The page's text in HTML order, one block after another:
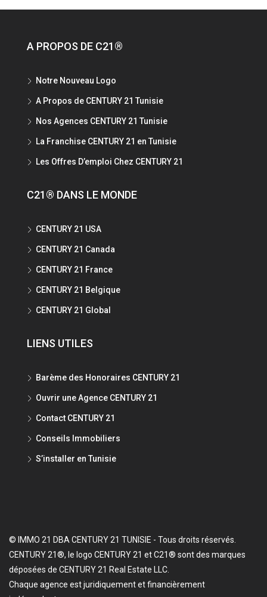
A PROPOS DE C21®
Notre Nouveau Logo
A Propos de CENTURY 21 Tunisie
Nos Agences CENTURY 21 Tunisie
La Franchise CENTURY 21 en Tunisie
Les Offres D’emploi Chez CENTURY 21
C21® DANS LE MONDE
CENTURY 21 USA
CENTURY 21 Canada
CENTURY 21 France
CENTURY 21 Belgique
CENTURY 21 Global
LIENS UTILES
Barème des Honoraires CENTURY 21
Ouvrir une Agence CENTURY 21
Contact CENTURY 21
Conseils Immobiliers
S’installer en Tunisie
© IMMO 21 DBA CENTURY 21 TUNISIE - Tous droits réservés.
CENTURY 21®, le logo CENTURY 21 et C21® sont des marques
déposées de CENTURY 21 Real Estate LLC.
Chaque agence est juridiquement et financièrement